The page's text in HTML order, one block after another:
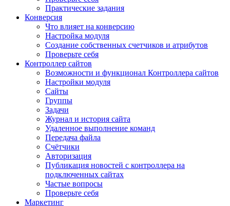
Практические задания
Конверсия
Что влияет на конверсию
Настройка модуля
Создание собственных счетчиков и атрибутов
Проверьте себя
Контроллер сайтов
Возможности и функционал Контроллера сайтов
Настройки модуля
Сайты
Группы
Задачи
Журнал и история сайта
Удаленное выполнение команд
Передача файла
Счётчики
Авторизация
Публикация новостей с контроллера на
подключенных сайтах
Частые вопросы
Проверьте себя
Маркетинг